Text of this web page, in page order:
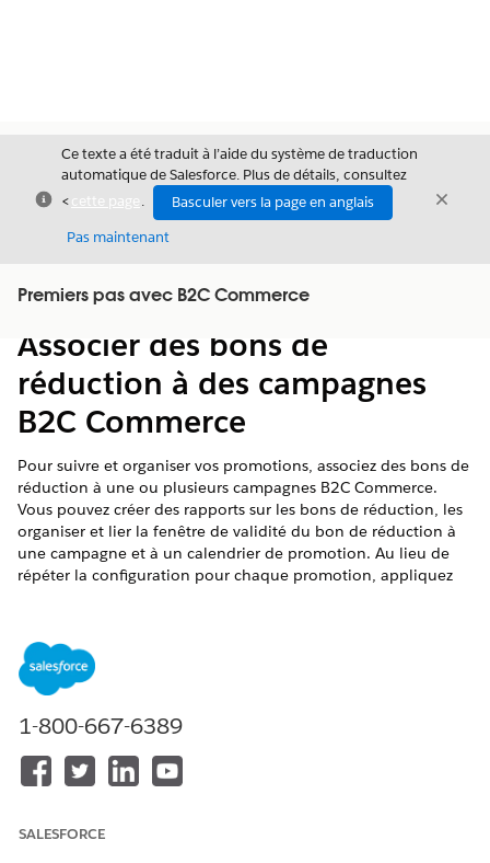
Fermer
Ce texte a été traduit à l’aide du système de traduction
automatique de Salesforce. Plus de détails, consultez
<cette page .
Basculer vers la page en anglais
Pas maintenant
Fermer
Premiers pas avec B2C Commerce
Afficher la table des matières
Table des
matières
Associer des bons de
réduction à des campagnes
B2C Commerce
Pour suivre et organiser vos promotions, associez des bons de
réduction à une ou plusieurs campagnes B2C Commerce.
Vous pouvez créer des rapports sur les bons de réduction, les
organiser et lier la fenêtre de validité du bon de réduction à
une campagne et à un calendrier de promotion. Au lieu de
répéter la configuration pour chaque promotion, appliquez
par promotion.
Pour le site concerné, sélectionnez
marketing en ligne
Sur la page Bons de réduction, sélectionnez un identifiant
La page Modifier le bon de réduction s’ouvre.
Accédez à l’ongletAffectations
plusieurs et cliquez sur
1-800-667-6389
SALESFORCE